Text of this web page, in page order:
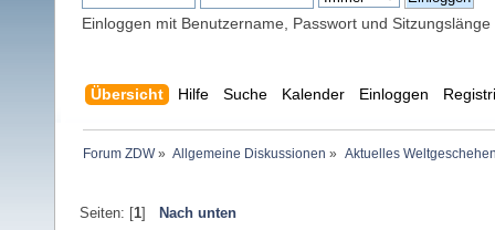
Einloggen mit Benutzername, Passwort und Sitzungslänge
Übersicht Hilfe Suche Kalender Einloggen
Forum ZDW» Allgemeine Diskussionen » Aktuelles
Seiten: [1] Nach unten